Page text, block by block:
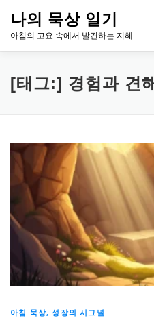
나의 묵상 일기
아침의 고요 속에서 발견하는 지혜
HOME 아침 묵상, 성장의
[태그:] 경험과 견해
아침 묵상, 성장의 시그널